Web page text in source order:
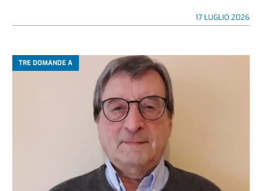
17 LUGLIO 2026
TRE DOMANDE A